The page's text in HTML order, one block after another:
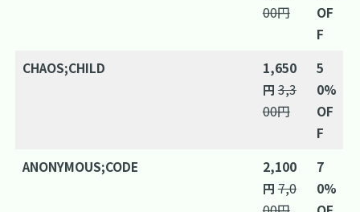
00円
OF
F
CHAOS;CHILD
1,650
円 3,3
00円
5
0%
OF
F
ANONYMOUS;CODE
2,100
円 7,0
7
0%